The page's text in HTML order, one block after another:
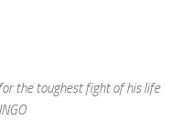
the toughest fight of his life